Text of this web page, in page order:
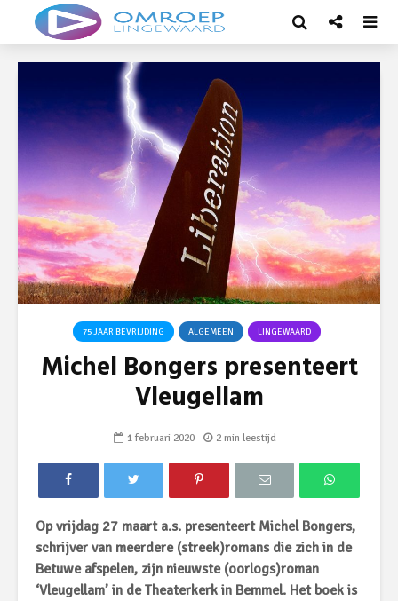
75 JAAR BEVRIJDING ALGEMEEN LINGEWAARD
Michel Bongers presenteert
Vleugellam
1 februari 2020 2 min leestijd
Op vrijdag 27 maart a.s. presenteert Michel Bongers,
schrijver van meerdere (streek)romans die zich in de
Betuwe afspelen, zijn nieuwste (oorlogs)roman
‘Vleugellam’ in de Theaterkerk in Bemmel. Het boek is